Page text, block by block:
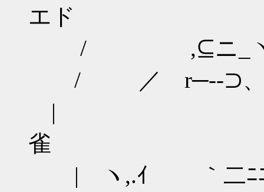
エド
/ ,⊆ニ_ヽ
/ ／ r─--⊃
| 弁えて
雀
| ヽ,.ｲ ｀二ﾆﾆ